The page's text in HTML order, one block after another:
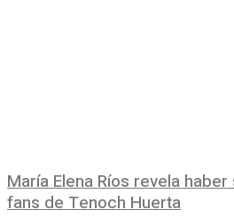
María Elena Ríos revela
fans de Tenoch Huerta